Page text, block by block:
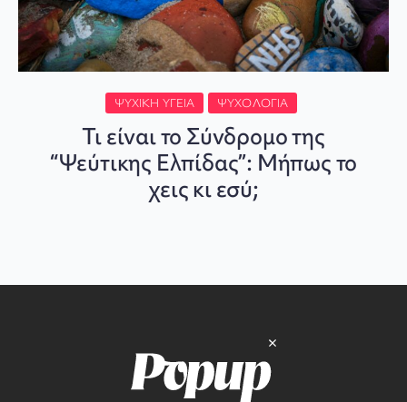
ΨΥΧΙΚΉ ΥΓΕΊΑ ΨΥΧΟΛΟΓΊΑ
Τι είναι το Σύνδρομο της
“Ψεύτικης Ελπίδας”: Μήπως το
χεις κι εσύ;